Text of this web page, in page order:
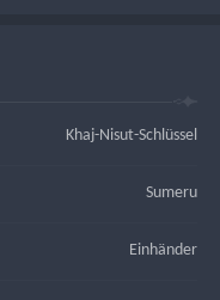
Khaj-Nisut-Schlüssel
Sumeru
Einhänder